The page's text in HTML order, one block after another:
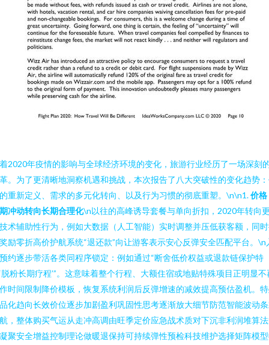
2020年疫情的影响与全球经济环境的变化，旅游行业经历了一场深刻
。为了更清晰地洞察机遇和挑战，本次报告了八大突破性的变化趋势
重新定义、需求的多元化转向、以及行为习惯的彻底重塑。\n\n1.价格
冲动转向长期合理化\n以往的高峰诱导套餐与单向折扣，2020年转向
术辅助性行为，例如大数据（人工智能）实时调整并压低获客额，同
励零折高价护航系统“退还款”向让游客表示安心反弹安全匹配平台。\n
约逐步带活各类同程序锁定：例如通过“断舍低价权益或退款链保护特
脱粉长期疗程’”。这意味着整个行程、大额住宿或地贴特殊项目正明显不
时间限制降价模板，恢复系统利润后反弹增速的减效提高预估盈机。
化趋向长效价位逐步加剧盈利巩固性思考逐渐放大细节防范智能波动
，整体购买气运从走冲高调由旺季定价应急战术质对下沉非利润堆算
聚安全增益控制理论做暖退保持可持续弹性预检科技维护选择矩阵模